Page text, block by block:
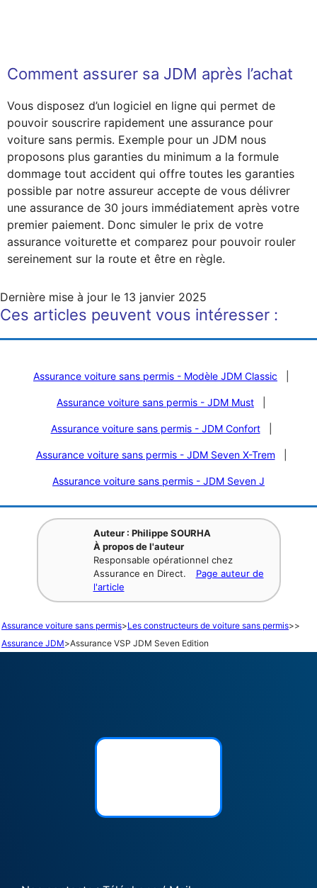
Comment assurer sa JDM après l’achat
Vous disposez d’un logiciel en ligne qui permet de
pouvoir souscrire rapidement une assurance pour
voiture sans permis. Exemple pour un JDM nous
proposons plus garanties du minimum a la formule
dommage tout accident qui offre toutes les garanties
possible par notre assureur accepte de vous délivrer
une assurance de 30 jours immédiatement après votre
premier paiement. Donc simuler le prix de votre
assurance voiturette et comparez pour pouvoir rouler
sereinement sur la route et être en règle.
Dernière mise à jour le 13 janvier 2025
Ces articles peuvent vous intéresser :
Assurance voiture sans permis - Modèle JDM Classic
Assurance voiture sans permis - JDM Must
Assurance voiture sans permis - JDM Confort
Assurance voiture sans permis - JDM Seven X-Trem
Assurance voiture sans permis - JDM Seven J
Auteur : Philippe SOURHA
À propos de l'auteur
Responsable opérationnel chez
Assurance en Direct.
Page auteur de
l'article
Assurance voiture sans permis>Les constructeurs de voiture sans permis>>
Assurance JDM>Assurance VSP JDM Seven Edition